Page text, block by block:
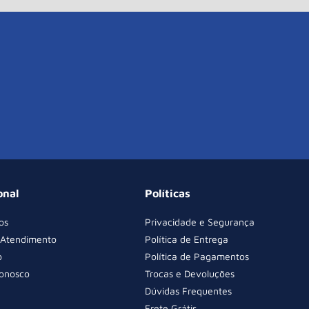
Políticas
Privacidade e Segurança
Política de Entrega
Política de Pagamentos
Trocas e Devoluções
Dúvidas Frequentes